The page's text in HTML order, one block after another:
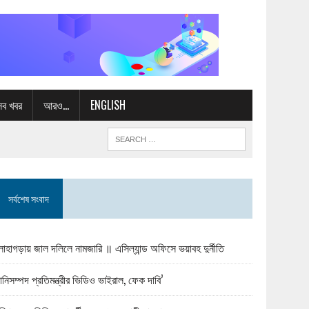
খবর আরও… ENGLISH
সর্বশেষ সংবাদ
জাল দলিলে নামজারি ॥ এসিল্যান্ড অফিসে ভয়াবহ দুর্নীতি
প্রতিমন্ত্রীর ভিডিও ভাইরাল, ফেক দাবি’